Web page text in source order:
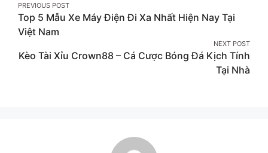
Post
navigation
PREVIOUS POST
Top 5 Mẫu Xe Máy Điện Đi Xa Nhất Hiện Nay Tại
Việt Nam
NEXT POST
Kèo Tài Xỉu Crown88 – Cá Cược Bóng Đá Kịch Tính
Tại Nhà